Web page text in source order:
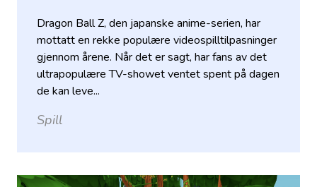
Dragon Ball Z, den japanske anime-serien, har
mottatt en rekke populære videospilltilpasninger
gjennom årene. Når det er sagt, har fans av det
ultrapopulære TV-showet ventet spent på dagen
de kan leve...
Spill